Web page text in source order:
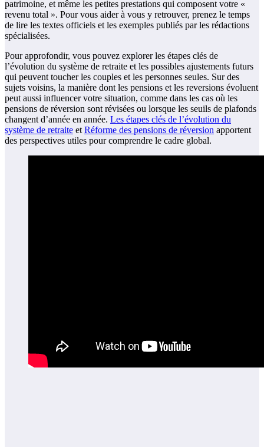
patrimoine, et même les petites prestations qui composent votre «
revenu total ». Pour vous aider à vous y retrouver, prenez le temps
de lire les textes officiels et les exemples publiés par les rédactions
spécialisées.
Pour approfondir, vous pouvez explorer les étapes clés de
l’évolution du système de retraite et les possibles ajustements futurs
qui peuvent toucher les couples et les personnes seules. Sur des
sujets voisins, la manière dont les pensions et les reversions évoluent
peut aussi influencer votre situation, comme dans les cas où les
pensions de réversion sont révisées ou lorsque les seuils de plafonds
changent d’année en année. Les étapes clés de l’évolution du
système de retraite etRéforme des pensions de réversion apportent
des perspectives utiles pour comprendre le cadre global.